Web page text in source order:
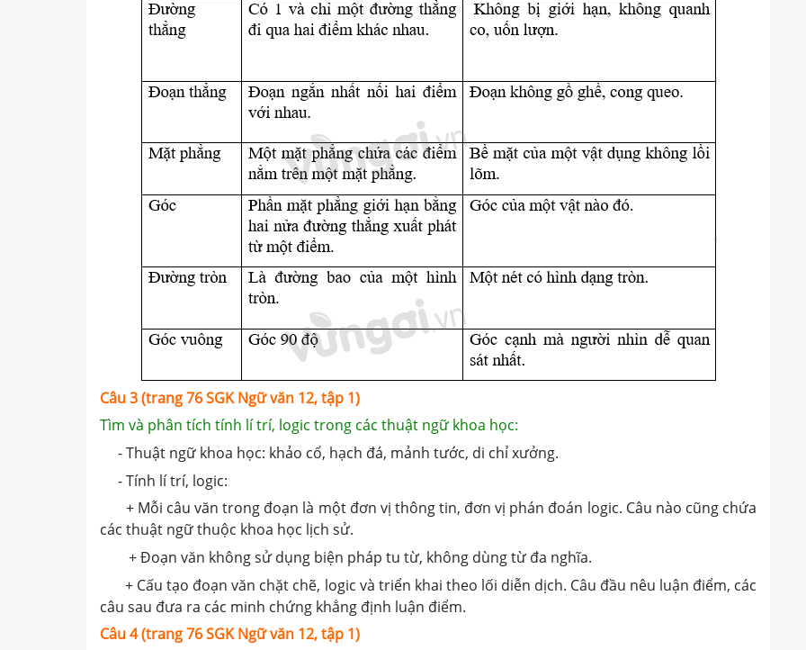
Câu 3 (trang 76 SGK Ngữ văn 12, tập 1)
Tìm và phân tích tính lí trí, logic trong các thuật ngữ khoa học:
- Thuật ngữ khoa học: khảo cổ, hạch đá, mảnh tước, di chỉ xưởng.
- Tính lí trí, logic:
+ Mỗi câu văn trong đoạn là một đơn vị thông tin, đơn vị phán đoán logic. Câu nào cũng chứa
các thuật ngữ thuộc khoa học lịch sử.
+ Đoạn văn không sử dụng biện pháp tu từ, không dùng từ đa nghĩa.
+ Cấu tạo đoạn văn chặt chẽ, logic và triển khai theo lối diễn dịch. Câu đầu nêu luận điểm, các
câu sau đưa ra các minh chứng khẳng định luận điểm.
Câu 4 (trang 76 SGK Ngữ văn 12, tập 1)